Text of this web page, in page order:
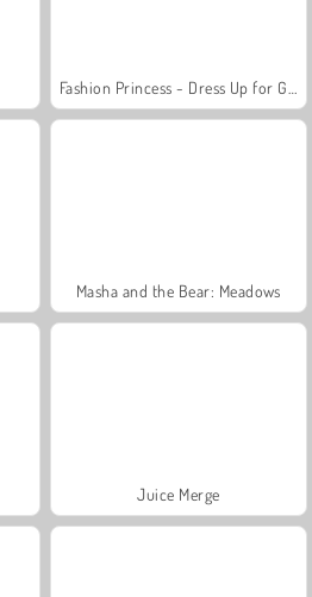
Masha and the Bear: Meadows
Juice Merge